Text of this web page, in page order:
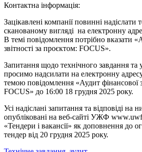
Контактна інформація:
Зацікавлені компанії повинні надіслати
сканованому вигляді на електронну
В темі повідомлення потрібно вказати
звітності за проєктом: FOCUS».
Запитання щодо технічного завдання та
просимо надсилати на електронну
темою повідомлення «Аудит фінансової
FOCUS» до 16:00 18 грудня 2025 року.
Усі надіслані запитання та відповіді на
опубліковані на веб-сайті УЖФ
«Тендери і вакансії» як доповнення до
тендер від 20 грудня 2025 року.